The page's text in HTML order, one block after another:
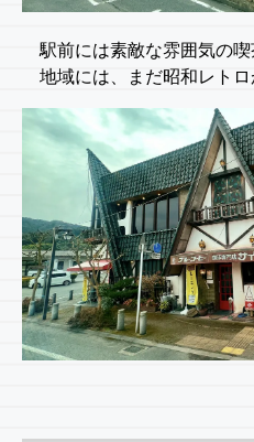
駅前には素敵な雰囲気の
地域には、まだ昭和レトロ